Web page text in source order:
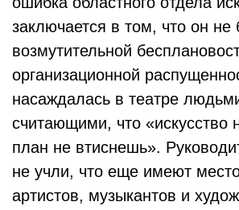
заключается в том, что он не
возмутительной
организационной
насаждалась в театре
считающими, что «искусство
план не втиснешь».
не учли, что еще имеют
артистов, музыкантов и